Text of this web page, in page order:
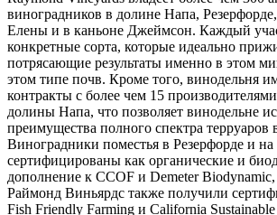
виноградников в долине Напа,
Елены и в каньоне Джеймсон. Каждый
конкретные сорта, которые идеально
потрясающие результаты именно в этом
этом типе почв. Кроме того, винодельня
контракты с более чем 15
долины Напа, что позволяет винодельне
преимущества полного спектра терруаров
Виноградники поместья в Резерфорде и
сертифицированы как органические и
дополнение к CCOF и Demeter
Раймонд Виньярдс также получили
Fish Friendly Farming и California